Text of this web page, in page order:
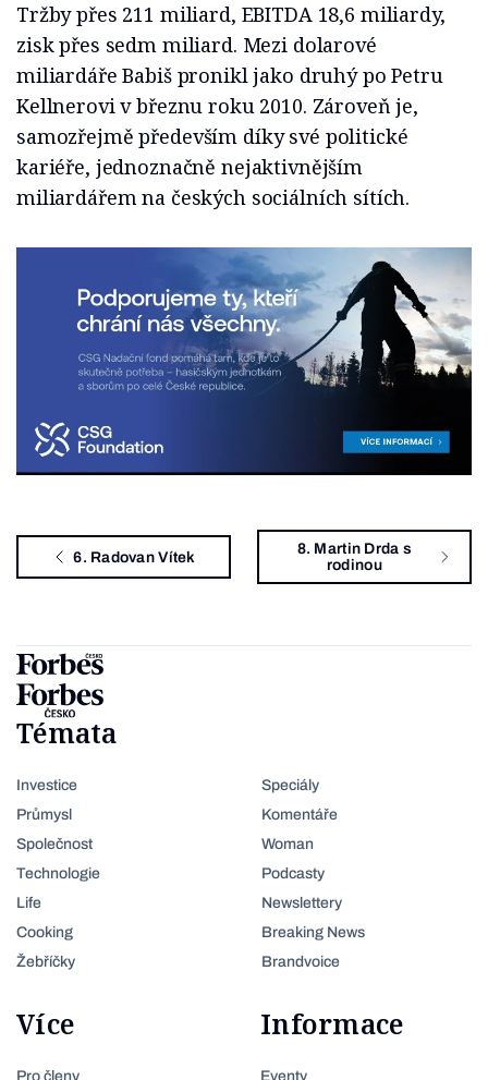
Tržby přes 211 miliard, EBITDA 18,6 miliardy,
zisk přes sedm miliard. Mezi dolarové
miliardáře Babiš pronikl jako druhý po Petru
Kellnerovi v březnu roku 2010. Zároveň je,
samozřejmě především díky své politické
kariéře, jednoznačně nejaktivnějším
miliardářem na českých sociálních sítích.
6. Radovan Vítek
8. Martin Drda s
rodinou
Témata
Investice
Průmysl
Společnost
Technologie
Life
Cooking
Žebříčky
Speciály
Komentáře
Woman
Podcasty
Newslettery
Breaking News
Brandvoice
Více
Pro členy
Informace
Eventy